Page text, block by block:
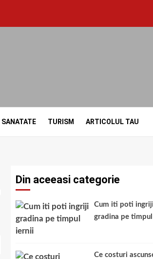
SANATATE TURISM ARTICOLUL TAU
Din aceeasi categorie
Cum iti poti ingriji
gradina pe
Ce costuri